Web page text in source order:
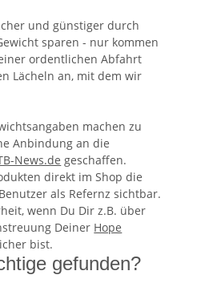
und günstiger durch
sparen - nur kommen
ordentlichen Abfahrt
Lächeln an, mit dem wir
machen zu
Anbindung an die
News.de geschaffen.
direkt im Shop die
als Refernz sichtbar.
wenn Du Dir z.B. über
Deiner Hope
bist.
gefunden?